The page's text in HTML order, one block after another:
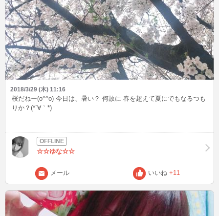
2018/3/29 (木) 11:16
桜だねー(o^^o) 今日は、暑い？ 何故に 春を超えて夏にでもなるつも
りか？(*´∀｀*)
☆☆ゆな☆☆
メール いいね +11